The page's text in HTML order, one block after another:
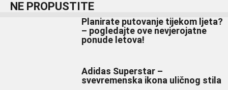
NE PROPUSTITE
Planirate putovanje tijekom ljeta?
– pogledajte ove nevjerojatne
ponude letova!
Adidas Superstar –
svevremenska ikona uličnog stila